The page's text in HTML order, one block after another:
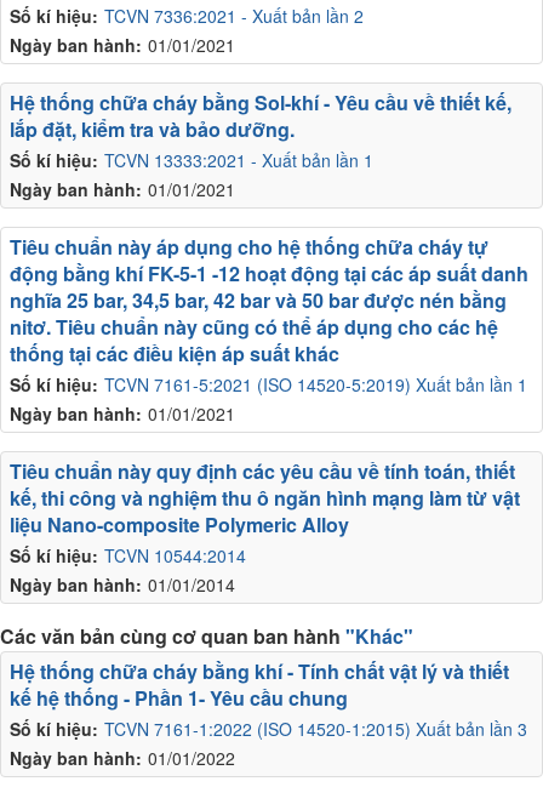
Số kí hiệu: TCVN 7336:2021 - Xuất bản lần 2
Ngày ban hành: 01/01/2021
Số kí hiệu: TCVN 13333:2021 - Xuất bản lần 1
Ngày ban hành: 01/01/2021
Hệ thống chữa cháy bằng Sol-khí - Yêu cầu về thiết kế,
lắp đặt, kiểm tra và bảo dưỡng.
Số kí hiệu: TCVN 7161-5:2021 (ISO 14520-5:2019) Xuất bản lần 1
Ngày ban hành: 01/01/2021
Tiêu chuẩn này áp dụng cho hệ thống chữa cháy tự
động bằng khí FK-5-1 -12 hoạt động tại các áp suất danh
nghĩa 25 bar, 34,5 bar, 42 bar và 50 bar được nén bằng
nitơ. Tiêu chuẩn này cũng có thể áp dụng cho các hệ
thống tại các điều kiện áp suất khác
Số kí hiệu: TCVN 10544:2014
Ngày ban hành: 01/01/2014
Tiêu chuẩn này quy định các yêu cầu về tính toán, thiết
kế, thi công và nghiệm thu ô ngăn hình mạng làm từ vật
liệu Nano-composite Polymeric Alloy
Các văn bản cùng cơ quan ban hành "Khác"
Số kí hiệu: TCVN 7161-1:2022 (ISO 14520-1:2015) Xuất bản lần 3
Ngày ban hành: 01/01/2022
Hệ thống chữa cháy bằng khí - Tính chất vật lý và thiết
kế hệ thống - Phần 1- Yêu cầu chung